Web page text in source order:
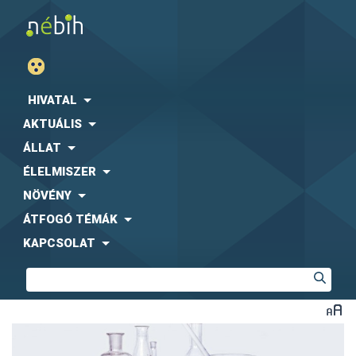
HIVATAL
AKTUÁLIS
ÁLLAT
ÉLELMISZER
NÖVÉNY
ÁTFOGÓ TÉMÁK
KAPCSOLAT